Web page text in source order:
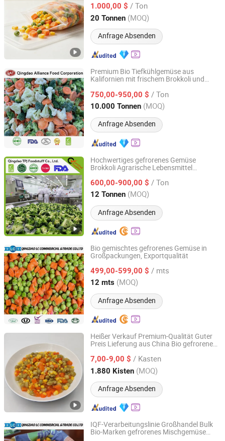
1.000,00 $ / Ton
20 Tonnen (MOQ)
Anfrage Absenden
Fujian, China Seit 2026
Premium Bio Tiefkühlgemüse aus
Kalifornien mit frischem Brokkoli und
750,00-950,00 $ / Ton
10.000 Tonnen (MOQ)
Anfrage Absenden
QINGDAO ALLIANCE FOOD CORP.
Shandong, China Seit 2016
Hochwertiges gefrorenes Gemüse
Brokkoli Agrarische Lebensmittel
600,00-900,00 $ / Ton
12 Tonnen (MOQ)
Anfrage Absenden
Qingdao TPJ Foodstuff Co., Ltd.
Shandong, China Seit 2020
Bio gemischtes gefrorenes Gemüse in
Großpackungen, Exportqualität
499,00-599,00 $ / mts
12 mts (MOQ)
Anfrage Absenden
Qingdao LC Commercial & Trade Co., Ltd.
Shandong, China Seit 2019
Heißer Verkauf Premium-Qualität Guter
Preis Lieferung aus China Bio gefrorenes
7,00-9,00 $ / Kasten
1.880 Kisten (MOQ)
Anfrage Absenden
Xiamen Oasis Food Co., Ltd.
Fujian, China Seit 2024
IQF-Verarbeitungslinie Großhandel Bulk
Bio-Marken gefrorenes Mischgemüse
Qingdao LC Commercial & Trade Co., Ltd.